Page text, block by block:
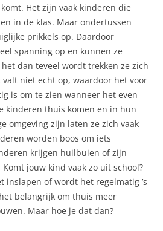
Het zijn vaak kinderen die
in de klas. Maar ondertussen
prikkels op. Daardoor
spanning op en kunnen ze
dan teveel wordt trekken ze zich
niet echt op, waardoor het voor
is om te zien wanneer het even
kinderen thuis komen en in hun
omgeving zijn laten ze zich vaak
worden boos om iets
krijgen huilbuien of zijn
jouw kind vaak zo uit school?
inslapen of wordt het regelmatig ’s
belangrijk om thuis meer
Maar hoe je dat dan?